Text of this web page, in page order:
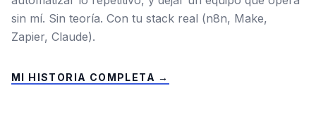
sin mí. Sin teoría. Con tu stack real (n8n, Make,
Zapier, Claude).
MI HISTORIA COMPLETA →